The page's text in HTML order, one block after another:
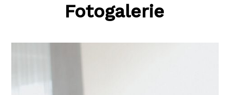
Fotogalerie